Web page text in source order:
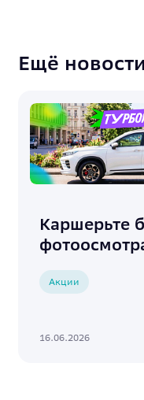
Ещё
Каршерьте
16.06.2026
Акции